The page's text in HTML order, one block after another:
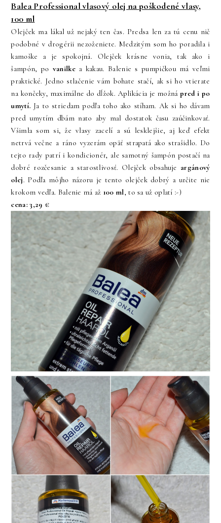
Balea Professional vlasový olej na poškodené vlasy,
100 ml
Olejček ma lákal už nejaký ten čas. Predsa len za tú cenu nič
podobné v drogérii nezoženiete. Medzitým som ho poradila i
kamoške a je spokojná. Olejček krásne vonia, tak ako i
šampón, po vanilkea kakau. Balenie s pumpičkou má veľmi
praktické. Jedno stlačenie vám bohate stačí, ak si ho vtierate
na končeky, maximálne do dĺžok. Aplikácia je možnápred i po
umytí. Ja to striedam podľa toho ako stíham. Ak si ho dávam
pred umytím dbám nato aby mal dostatok času zaúčinkovať.
Všimla som si, že vlasy zacelí a sú lesklejšie, aj keď efekt
netrvá večne a ráno vyzerám opäť strapatá ako strašidlo. Do
tejto rady patrí i kondicionér, ale samotný šampón postačí na
dobré rozčesanie a starostlivosť. Olejček obsahuje argánový
olej. Podľa môjho názoru je tento olejček dobrý a určite nie
krokom vedľa. Balenie má až 100 ml, to sa už oplatí :-)
cena: 3,29 €